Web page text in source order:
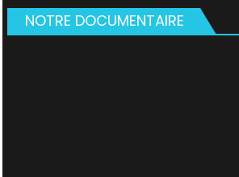
NOTRE DOCUMENTAIRE